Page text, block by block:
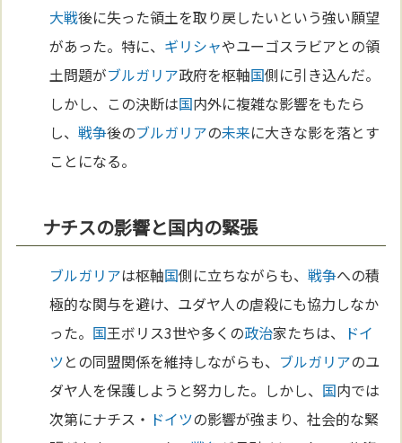
大戦後に失った領土を取り戻したいという強い願望
があった。特に、 ギリシャやユーゴスラビアとの領
土問題がブルガリア政府を枢軸国側に引き込んだ。
しかし、この決断は国内外に複雑な影響をもたら
し、戦争後のブルガリアの未来に大きな影を落とす
ことになる。
ナチスの影響と国内の緊張
ブルガリアは枢軸国側に立ちながらも、戦争への積
極的な関与を避け、ユダヤ人の虐殺にも協力しなか
った。 国王ボリス3世や多くの政治家たちは、
ドイ
ツとの同盟関係を維持しながらも、 ブルガリアのユ
ダヤ人を保護しようと努力した。しかし、 国内では
次第にナチス・ ドイツの影響が強まり、社会的な緊